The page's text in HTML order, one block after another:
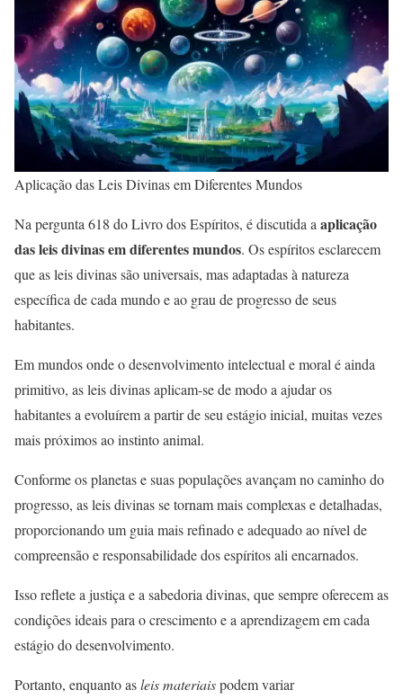
Aplicação das Leis Divinas em Diferentes Mundos
Na pergunta 618 do Livro dos Espíritos, é discutida aaplicação
das leis divinas em diferentes mundos. Os espíritos esclarecem
que as leis divinas são universais, mas adaptadas à natureza
específica de cada mundo e ao grau de progresso de seus
habitantes.
Em mundos onde o desenvolvimento intelectual e moral é ainda
primitivo, as leis divinas aplicam-se de modo a ajudar os
habitantes a evoluírem a partir de seu estágio inicial, muitas vezes
mais próximos ao instinto animal.
Conforme os planetas e suas populações avançam no caminho do
progresso, as leis divinas se tornam mais complexas e detalhadas,
proporcionando um guia mais refinado e adequado ao nível de
compreensão e responsabilidade dos espíritos ali encarnados.
Isso reflete a justiça e a sabedoria divinas, que sempre oferecem as
condições ideais para o crescimento e a aprendizagem em cada
estágio do desenvolvimento.
Portanto, enquanto asleis materiaispodem variar